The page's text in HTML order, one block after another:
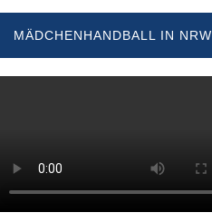
MÄDCHENHANDBALL IN NRW